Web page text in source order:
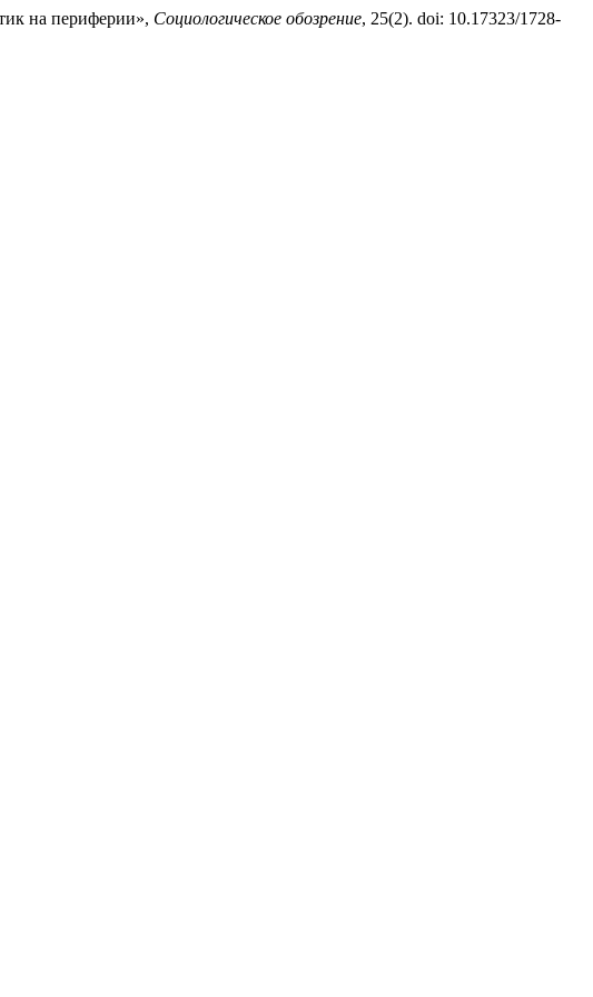
на периферии», Социологическое обозрение, 25(2). doi: 10.17323/1728-